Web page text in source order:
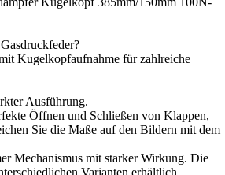
Kugelkopfaufnahme für zahlreiche
Ausführung.
Öffnen und Schließen von Klappen,
Sie die Maße auf den Bildern mit dem
Mechanismus mit starker Wirkung. Die
Varianten erhältlich.